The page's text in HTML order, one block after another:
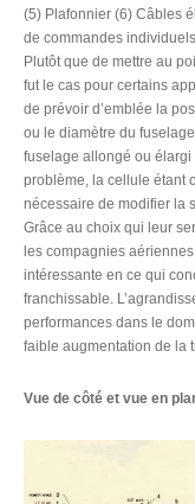
(5) Plafonnier (6) Câbles
de commandes
Plutôt que de mettre au
fut le cas pour certains
de prévoir d’emblée la
ou le diamètre du
fuselage allongé ou
problème, la cellule étant
nécessaire de modifier la
Grâce au choix qui leur
les compagnies
intéressante en ce qui
franchissable.
performances dans le
faible augmentation de la
Vue de côté et vue en